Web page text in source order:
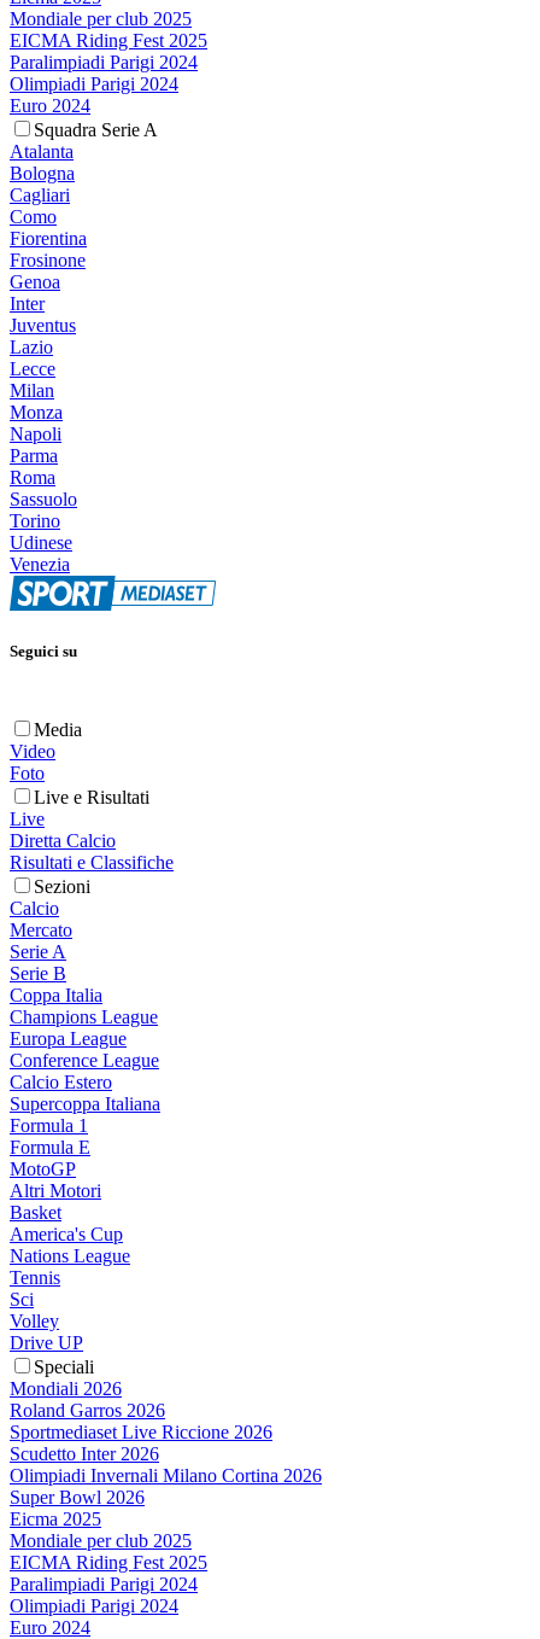
Mondiale per club 2025
EICMA Riding Fest 2025
Paralimpiadi Parigi 2024
Olimpiadi Parigi 2024
Euro 2024
Squadra Serie A
Atalanta
Bologna
Cagliari
Como
Fiorentina
Frosinone
Genoa
Inter
Juventus
Lazio
Lecce
Milan
Monza
Napoli
Parma
Roma
Sassuolo
Torino
Udinese
Venezia
Seguici su
Media
Video
Foto
Live e Risultati
Live
Diretta Calcio
Risultati e Classifiche
Sezioni
Calcio
Mercato
Serie A
Serie B
Coppa Italia
Champions League
Europa League
Conference League
Calcio Estero
Supercoppa Italiana
Formula 1
Formula E
MotoGP
Altri Motori
Basket
America's Cup
Nations League
Tennis
Sci
Volley
Drive UP
Speciali
Mondiali 2026
Roland Garros 2026
Sportmediaset Live Riccione 2026
Scudetto Inter 2026
Olimpiadi Invernali Milano Cortina 2026
Super Bowl 2026
Eicma 2025
Mondiale per club 2025
EICMA Riding Fest 2025
Paralimpiadi Parigi 2024
Olimpiadi Parigi 2024
Euro 2024